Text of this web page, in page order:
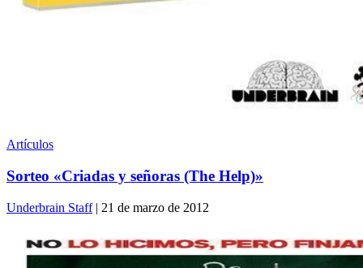
Artículos
Sorteo «Criadas y señoras (The Help)»
Underbrain Staff| 21 de marzo de 2012